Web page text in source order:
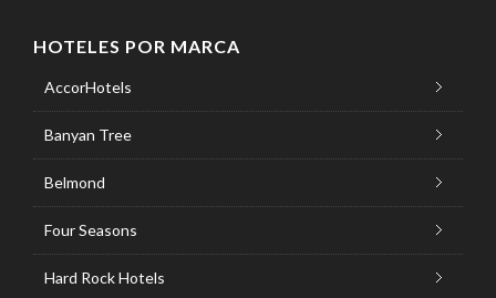
HOTELES POR MARCA
AccorHotels
Banyan Tree
Belmond
Four Seasons
Hard Rock Hotels